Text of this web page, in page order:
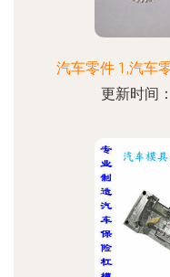
汽车零件 1,汽车
更新时间